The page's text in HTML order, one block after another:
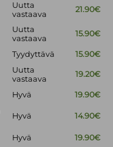
Uutta
vastaava
21.90€
Uutta
vastaava
15.90€
Tyydyttävä 15.90€
Uutta
vastaava
19.20€
Hyvä
19.90€
Hyvä 14.90€
Hyvä
19.90€